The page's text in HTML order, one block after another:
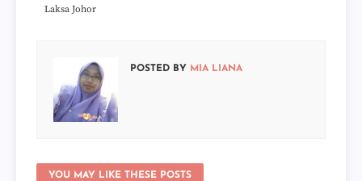
Laksa Johor
POSTED BY MIA LIANA
YOU MAY LIKE THESE POSTS